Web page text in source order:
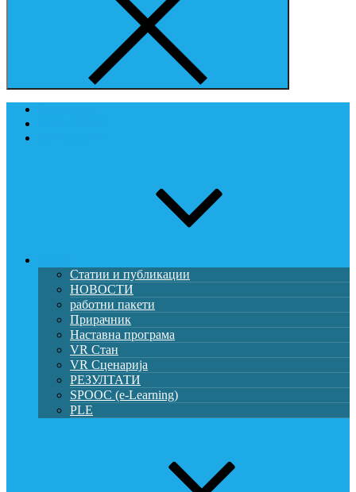
Статии и публикации
НОВОСТИ
работни пакети
Прирачник
Наставна програма
VR Стан
VR Сценарија
РЕЗУЛТАТИ
SPOOC (e-Learning)
PLE